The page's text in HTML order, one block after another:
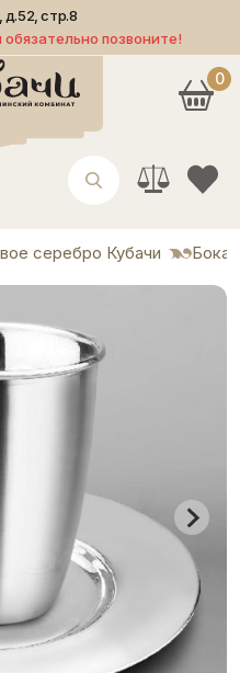
д.52, стр.8
позвоните!
0
серебро Кубачи